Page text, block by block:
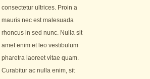
consectetur ultrices. Proin a
mauris nec est malesuada
rhoncus in sed nunc. Nulla sit
amet enim et leo vestibulum
pharetra laoreet vitae quam.
Curabitur ac nulla enim, sit